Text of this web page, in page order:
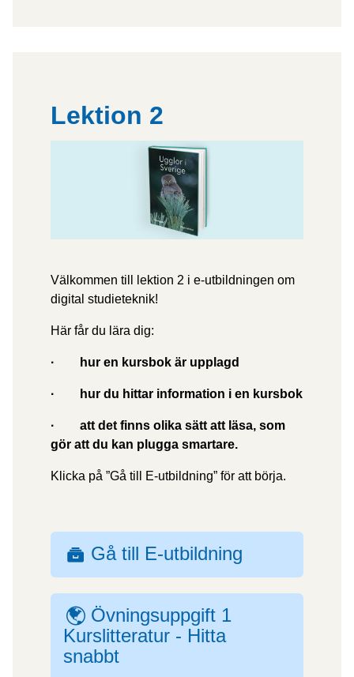
Lektion 2
Välkommen till lektion 2 i e-utbildningen om
digital studieteknik!
Här får du lära dig:
· hur en kursbok är upplagd
· hur du hittar information i en kursbok
· att det finns olika sätt att läsa, som
gör att du kan plugga smartare.
Klicka på ”Gå till E-utbildning” för att börja.
SCORM-
Gå till E-utbildning
Webblänk
Övningsuppgift 1
Kurslitteratur - Hitta
snabbt